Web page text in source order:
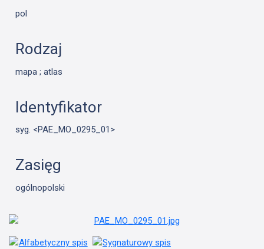
pol
Rodzaj
mapa ; atlas
Identyfikator
syg. <PAE_MO_0295_01>
Zasięg
ogólnopolski